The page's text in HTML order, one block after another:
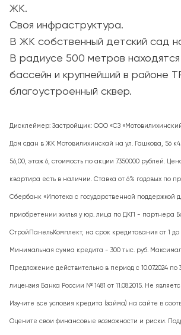
ЖК.
Своя инфраструктура.
В ЖК собственный детский сад
В радиусе 500 метров находятся
бассейн и крупнейший в районе
благоустроенный сквер.
Дисклеймер: Застройщик: ООО «СЗ «Мотовилихинский
Дом сдан в ЖК Мотовилихинскай на ул. Гашкова, 56
56,00, этаж 6, стоимость по акции 7350000 рублей.
квартира есть в наличии. Ставка от 6% годовых по
Сбербанк «Ипотека с государственной поддержкой
приобретении жилья у юр. лица по ДКП - партнера
СтройПанельКомплект, на срок кредитования от 1 до
Минимальная сумма кредита - 300 тыс. руб.
Предложение действительно в период с 10.07.2024 по
лицензия Банка России № 1481 от 11.08.2015. Не
Изучите все условия кредита (займа) на сайте в
Оцените свои финансовые возможности и риски.